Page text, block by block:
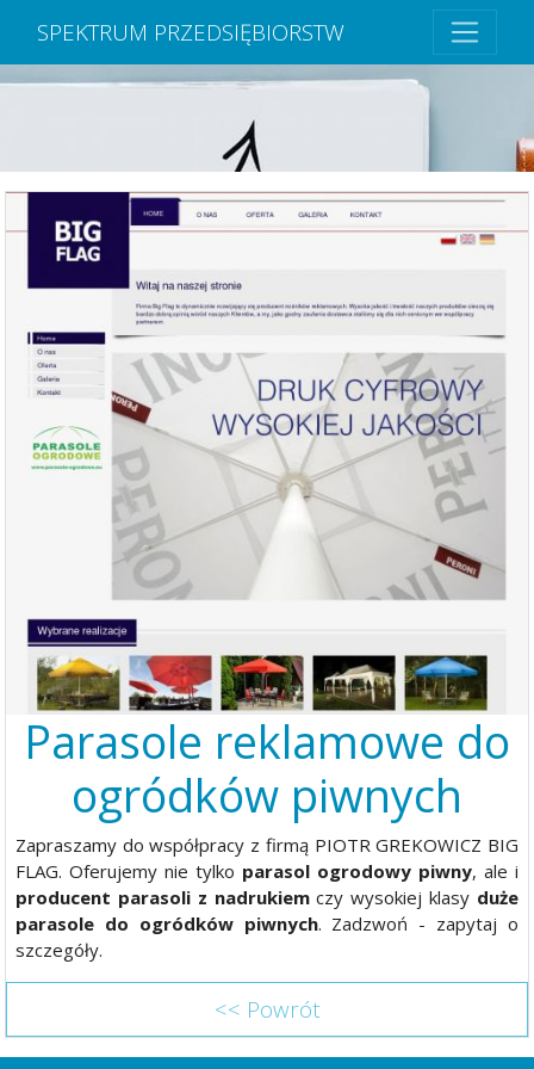
SPEKTRUM PRZEDSIĘBIORSTW
Parasole reklamowe do
ogródków piwnych
Zapraszamy do współpracy z firmą PIOTR GREKOWICZ BIG
FLAG. Oferujemy nie tylko parasol ogrodowy piwny, ale i
producent parasoli z nadrukiemczy wysokiej klasy duże
parasole do ogródków piwnych. Zadzwoń - zapytaj o
szczegóły.
<< Powrót